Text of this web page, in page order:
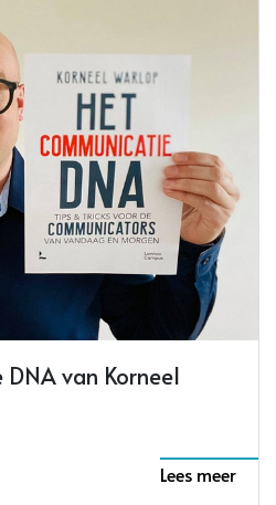
van Korneel
Lees meer